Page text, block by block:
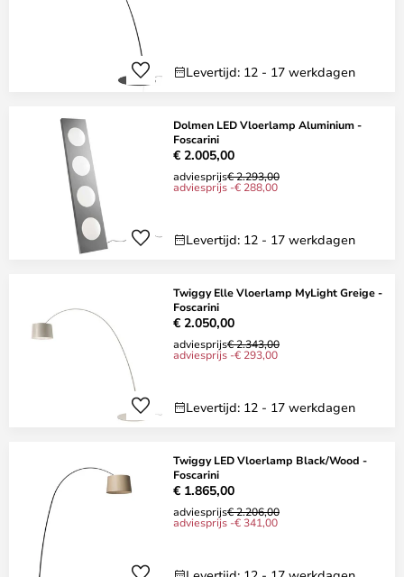
Levertijd: 12 - 17 werkdagen
Dolmen LED Vloerlamp Aluminium -
Foscarini
€ 2.005,00
adviesprijs€ 2.293,00
adviesprijs -€ 288,00
Levertijd: 12 - 17 werkdagen
Twiggy Elle Vloerlamp MyLight Greige -
Foscarini
€ 2.050,00
adviesprijs€ 2.343,00
adviesprijs -€ 293,00
Levertijd: 12 - 17 werkdagen
Twiggy LED Vloerlamp Black/Wood -
Foscarini
€ 1.865,00
adviesprijs€ 2.206,00
adviesprijs -€ 341,00